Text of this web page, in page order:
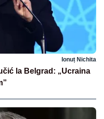
Ionuț Nichita
la Belgrad: „Ucraina